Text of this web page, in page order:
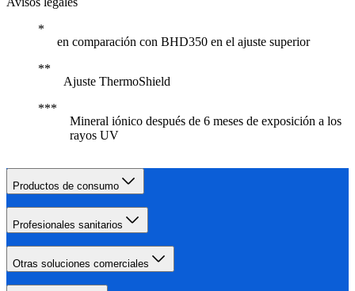
en comparación con BHD350 en el ajuste superior
Ajuste ThermoShield
Mineral iónico después de 6 meses de exposición a los
rayos UV
Productos de consumo
Profesionales sanitarios
Otras soluciones comerciales